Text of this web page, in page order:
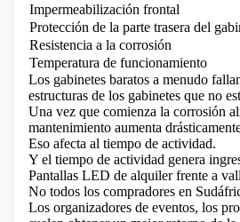
Impermeabilización frontal
Protección de la parte trasera del
Resistencia a la corrosión
Temperatura de funcionamiento
Los gabinetes baratos a menudo
estructuras de los gabinetes que no
Una vez que comienza la corrosión
mantenimiento aumenta
Eso afecta al tiempo de actividad.
Y el tiempo de actividad genera
Pantallas LED de alquiler frente a
No todos los compradores en
Los organizadores de eventos, los